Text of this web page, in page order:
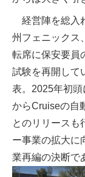
経営陣を総入
州フェニックス
転席に保安要員
試験を再開して
表。2025年初頭
からCruiseの自
とのリリースも
ー事業の拡大に
業再編の決断で